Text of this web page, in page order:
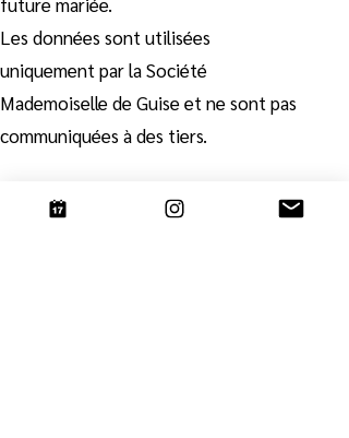
Les données sont utilisées
uniquement par la Société
Mademoiselle de Guise et ne sont pas
communiquées à des tiers.
Pour le formulaire de commande en